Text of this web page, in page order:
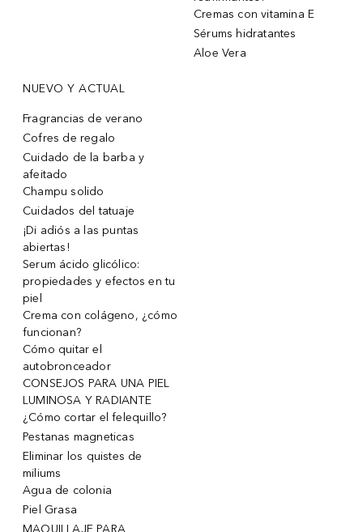
Cremas con vitamina E
Sérums hidratantes
Aloe Vera
NUEVO Y ACTUAL
Fragrancias de verano
Cofres de regalo
Cuidado de la barba y
afeitado
Champu solido
Cuidados del tatuaje
¡Di adiós a las puntas
abiertas!
Serum ácido glicólico:
propiedades y efectos en tu
piel
Crema con colágeno, ¿cómo
funcionan?
Cómo quitar el
autobronceador
CONSEJOS PARA UNA PIEL
LUMINOSA Y RADIANTE
¿Cómo cortar el felequillo?
Pestanas magneticas
Eliminar los quistes de
miliums
Agua de colonia
Piel Grasa
MAQUILLAJE PARA